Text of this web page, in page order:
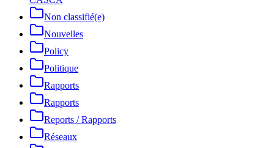
Non classifié(e)
Nouvelles
Policy
Politique
Rapports
Rapports
Reports / Rapports
Réseaux